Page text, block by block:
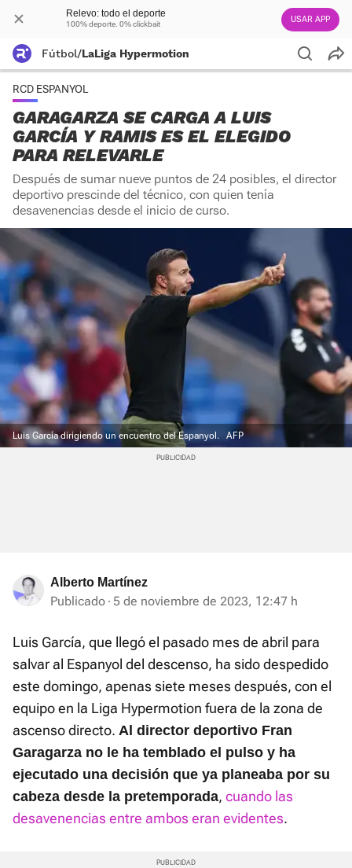
Relevo: todo el deporte
100% deporte. 0% clickbait USAR APP
Fútbol/LaLiga Hypermotion
RCD ESPANYOL
GARAGARZA SE CARGA A LUIS
GARCÍA Y RAMIS ES EL ELEGIDO
PARA RELEVARLE
Después de sumar nueve puntos de 24 posibles, el director
deportivo prescinde del técnico, con quien tenía
desavenencias desde el inicio de curso.
Luis García dirigiendo un encuentro del Espanyol. AFP
Alberto Martínez
Publicado 5 de noviembre de 2023, 12:47 h
Luis García, que llegó el pasado mes de abril para
salvar al Espanyol del descenso, ha sido despedido
este domingo, apenas siete meses después, con el
equipo en la Liga Hypermotion fuera de la zona de
ascenso directo. Al director deportivo Fran
Garagarza no le ha temblado el pulso y ha
ejecutado una decisión que ya planeaba por su
cabeza desde la pretemporada, cuando las
desavenencias entre ambos eran evidentes.